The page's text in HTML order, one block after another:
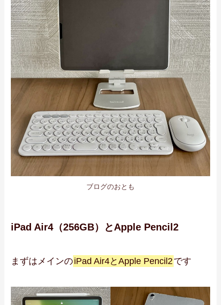
ブログのおとも
iPad Air4（256GB）とApple Pencil2
まずはメインのiPad Air4とApple Pencil2です